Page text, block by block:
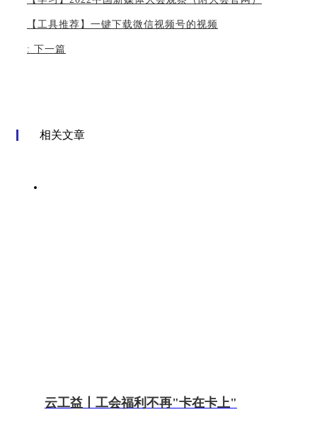
【工具推荐】一键下载微信视频号的视频
: 下一篇
相关文章
云工益丨工会福利不再"卡在卡上"